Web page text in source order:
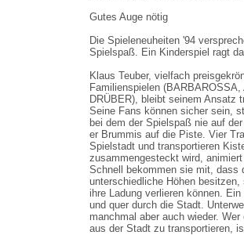
Gutes Auge nötig
Die Spieleneuheiten '94
Spielspaß. Ein Kinderspiel ragt
Klaus Teuber, vielfach
Familienspielen
DRÜBER), bleibt seinem Ansatz
Seine Fans können sicher sein,
bei dem der Spielspaß nie auf
er Brummis auf die Piste. Vier
Spielstadt und transportieren
zusammengesteckt wird,
Schnell bekommen sie mit, dass
unterschiedliche Höhen
ihre Ladung verlieren können.
und quer durch die Stadt.
manchmal aber auch wieder.
aus der Stadt zu transportieren,